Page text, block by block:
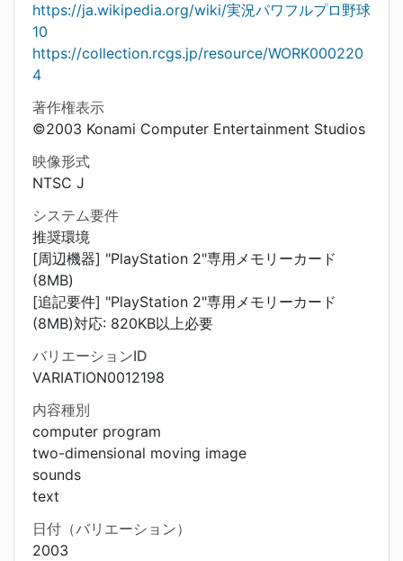
https://ja.wikipedia.org/wiki/実況パワフルプロ野球
10
https://collection.rcgs.jp/resource/WORK000220
4
著作権表示
©2003 Konami Computer Entertainment Studios
映像形式
NTSC J
システム要件
推奨環境
[周辺機器] "PlayStation 2"専用メモリーカード
(8MB)
[追記要件] "PlayStation 2"専用メモリーカード
(8MB)対応: 820KB以上必要
バリエーションID
VARIATION0012198
内容種別
computer program
two-dimensional moving image
sounds
text
日付（バリエーション）
2003